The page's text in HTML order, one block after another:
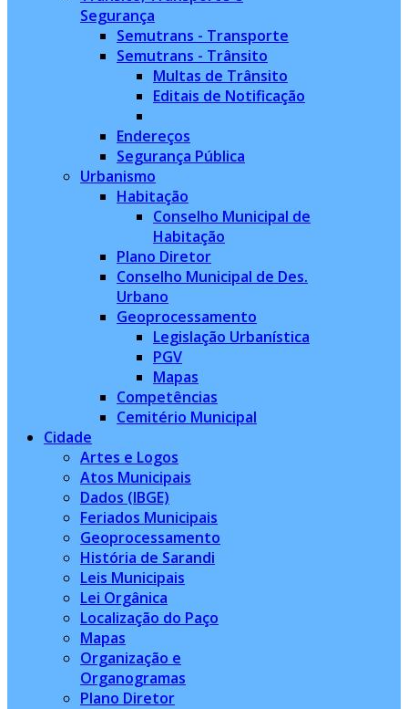
Segurança
Semutrans - Transporte
Semutrans - Trânsito
Multas de Trânsito
Editais de Notificação
Endereços
Segurança Pública
Urbanismo
Habitação
Conselho Municipal de
Habitação
Plano Diretor
Conselho Municipal de Des.
Urbano
Geoprocessamento
Legislação Urbanística
PGV
Mapas
Competências
Cemitério Municipal
Cidade
Artes e Logos
Atos Municipais
Dados (IBGE)
Feriados Municipais
Geoprocessamento
História de Sarandi
Leis Municipais
Lei Orgânica
Localização do Paço
Mapas
Organização e
Organogramas
Plano Diretor